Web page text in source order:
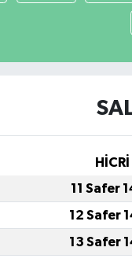
HİCRİ
11 Safer
12 Safer
13 Safer